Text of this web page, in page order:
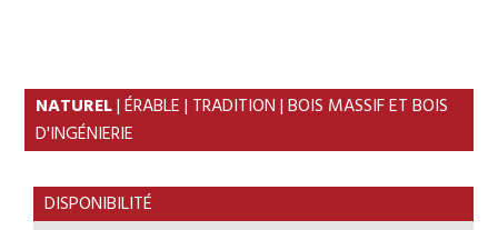
navigation
NATUREL| ÉRABLE | TRADITION | BOIS MASSIF ET BOIS
D'INGÉNIERIE
DISPONIBILITÉ